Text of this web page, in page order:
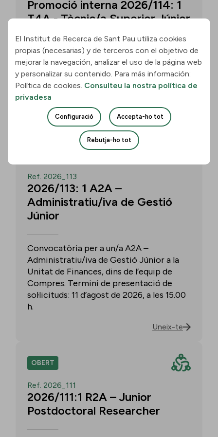
Promoció interna 2026/114: 1
T4A - Tècnic/a Superior Júnior
Convocatòria per a un/a T4A - Tècnic/a
Superior Júnior al grup Neurobiologia de
les Demències - Multilingual Aphasia &
Dementia Research Lab. Termini: 11
d’agost de 2026, 15.00 h.
Uneix-te
Ref. 2026_113
2026/113: 1 A2A –
Administratiu/iva de Gestió
Júnior
Convocatòria per a un/a A2A –
Administratiu/iva de Gestió Júnior a la
Unitat de Finances, dins de l’equip de
Compres. Termini de presentació de
sol·licituds: 11 d’agost de 2026, a les 15.00
h.
Uneix-te
OBERT
Ref. 2026_111
2026/111:1 R2A – Junior
Postdoctoral Researcher
El Institut de Recerca de Sant Pau utiliza cookies
propias (necesarias) y de terceros con el objetivo de
mejorar la navegación, analizar el uso de la página web
y personalizar su contenido. Para más información:
Política de cookies. Consulteu la nostra política de
privadesa
Configuració Accepta-ho tot
Rebutja-ho tot